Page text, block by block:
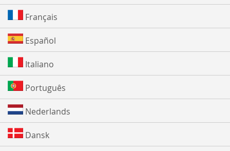
Français
Español
Italiano
Português
Nederlands
Dansk